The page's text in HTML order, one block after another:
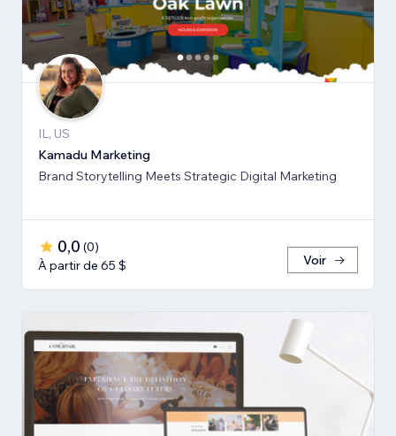
IL, US
Kamadu Marketing
Brand Storytelling Meets Strategic Digital Marketing
0,0 (0)
À partir de 65 $
Voir